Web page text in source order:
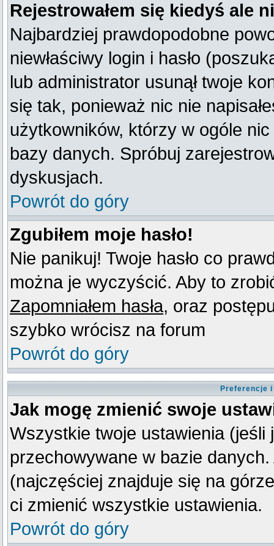
Rejestrowałem się kiedyś ale
Najbardziej prawdopodobne
niewłaściwy login i hasło
lub administrator usunął twoje
się tak, ponieważ nic nie
użytkowników, którzy w ogóle
bazy danych. Spróbuj
dyskusjach.
Powrót do góry
Zgubiłem moje hasło!
Nie panikuj! Twoje hasło co
można je wyczyścić. Aby to
Zapomniałem hasła, oraz
szybko wrócisz na forum
Powrót do góry
Preferencje
Jak mogę zmienić swoje
Wszystkie twoje ustawienia
przechowywane w bazie
(najczęściej znajduje się na
ci zmienić wszystkie ustawienia.
Powrót do góry